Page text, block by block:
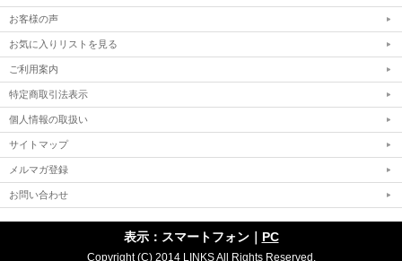
お客様の声
お気に入りリストを見る
ご利用案内
特定商取引法表示
個人情報の取扱い
サイトマップ
メルマガ登録
お問い合わせ
表示：スマートフォン｜ PC
Copyright (C) 2014 LINKS All Rights Reserved.